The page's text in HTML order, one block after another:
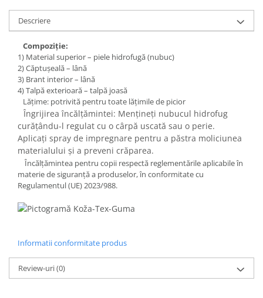
Descriere
Compoziție:
1) Material superior – piele hidrofugă (nubuc)
2) Căptușeală – lână
3) Brant interior – lână
4) Talpă exterioară – talpă joasă
Lățime: potrivită pentru toate lățimile de picior
Îngrijirea încălțămintei: Mențineți nubucul hidrofug
curățându-l regulat cu o cârpă uscată sau o perie.
Aplicați spray de impregnare pentru a păstra moliciunea
materialului și a preveni crăparea.
Încălțămintea pentru copii respectă reglementările aplicabile în
materie de siguranță a produselor, în conformitate cu
Regulamentul (UE) 2023/988.
Informatii conformitate produs
Review-uri(0)